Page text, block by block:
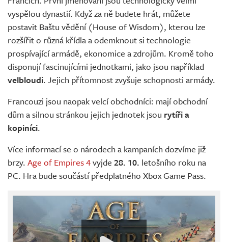
vyspělou dynastií. Když za ně budete hrát, můžete
postavit Baštu vědění (House of Wisdom), kterou lze
rozšířit o různá křídla a odemknout si technologie
prospívající armádě, ekonomice a zdrojům. Kromě toho
disponují fascinujícími jednotkami, jako jsou například
velbloudi. Jejich přítomnost zvyšuje schopnosti armády.
Francouzi jsou naopak velcí obchodníci: mají obchodní
dům a silnou stránkou jejich jednotek jsou rytíři a
kopiníci.
Více informací se o národech a kampaních dozvíme již
brzy. Age of Empires 4vyjde 28. 10. letošního roku na
PC. Hra bude součástí předplatného Xbox Game Pass.